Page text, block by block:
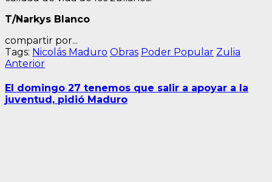
T/Narkys Blanco
compartir por...
Tags: Nicolás Maduro Obras Poder Popular Zulia
Navegación
de
entradas
AnteriorEntrada
El domingo 27 tenemos que salir a apoyar a la
juventud, pidió Maduro